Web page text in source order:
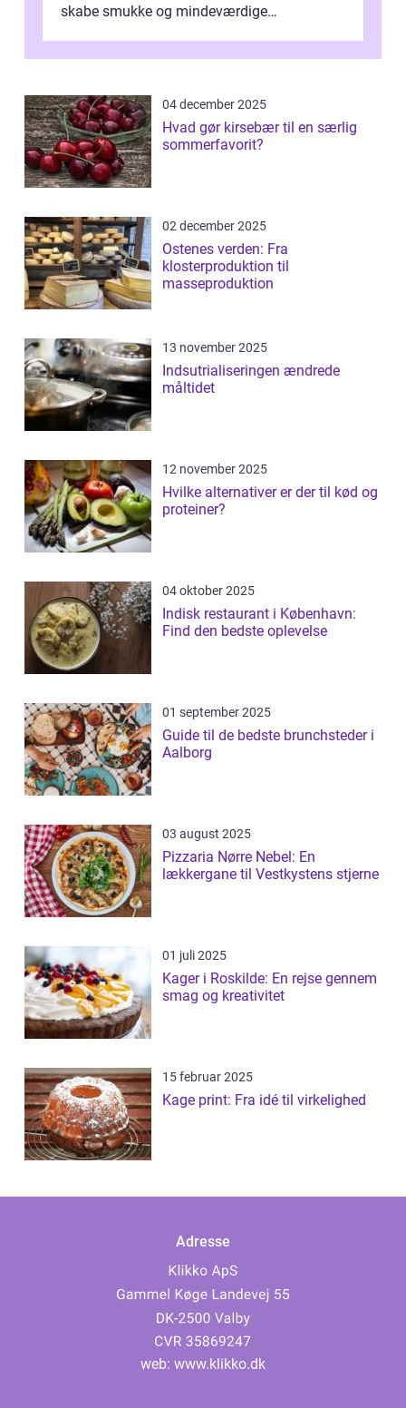
skabe smukke og mindeværdige
04 december 2025
Hvad gør kirsebær til en særlig
sommerfavorit?
02 december 2025
Ostenes verden: Fra
klosterproduktion til
masseproduktion
13 november 2025
Indsutrialiseringen ændrede
måltidet
12 november 2025
Hvilke alternativer er der til kød og
proteiner?
04 oktober 2025
Indisk restaurant i København:
Find den bedste oplevelse
01 september 2025
Guide til de bedste brunchsteder i
Aalborg
03 august 2025
Pizzaria Nørre Nebel: En
lækkergane til Vestkystens stjerne
01 juli 2025
Kager i Roskilde: En rejse gennem
smag og kreativitet
15 februar 2025
Kage print: Fra idé til virkelighed
Adresse
web: www.klikko.dk